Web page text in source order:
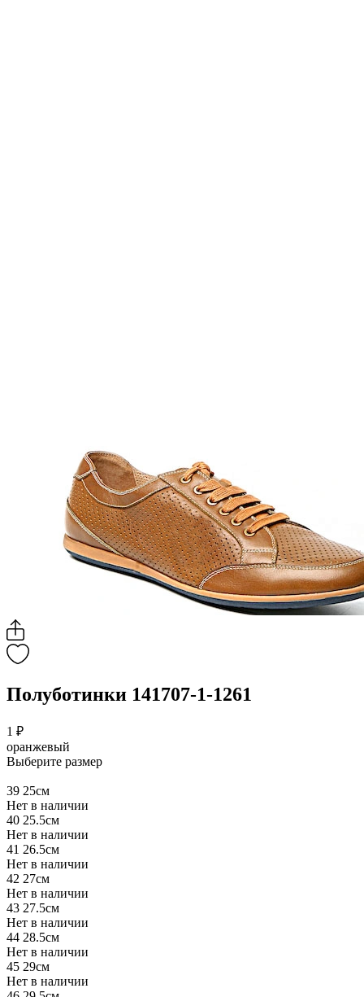
Полуботинки 141707-1-1261
1 ₽
оранжевый
Выберите размер
39 25см
Нет в наличии
40 25.5см
Нет в наличии
41 26.5см
Нет в наличии
42 27см
Нет в наличии
43 27.5см
Нет в наличии
44 28.5см
Нет в наличии
45 29см
Нет в наличии